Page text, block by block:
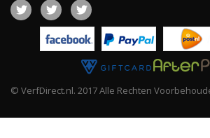
© VerfDirect.nl. 2017 Alle Rechten